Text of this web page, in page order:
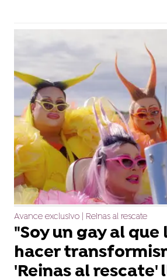
Avance exclusivo | Reinas al rescate
"Soy un gay al que
hacer
'Reinas al rescate'